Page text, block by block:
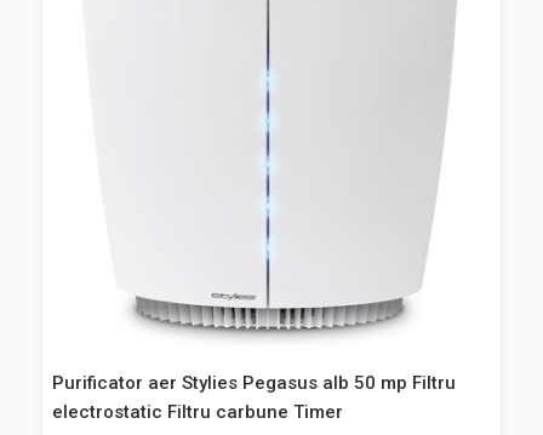
Purificator aer Stylies Pegasus alb 50 mp Filtru
electrostatic Filtru carbune Timer